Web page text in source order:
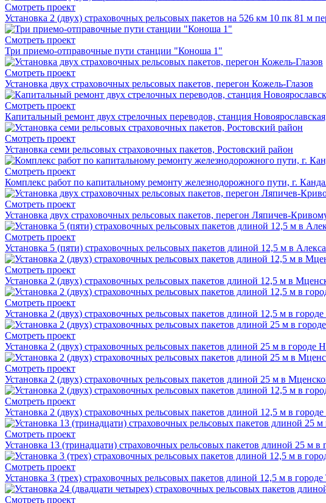
Смотреть проект
Установка 2 (двух) страховочных рельсовых пакетов на 526 км 10 пк 81 м
Смотреть проект
Три приемо-отправочные пути станции "Коноша 1"
Смотреть проект
Установка двух страховочных рельсовых пакетов, перегон Кожель-Глазов
Смотреть проект
Капитальный ремонт двух стрелочных переводов, станция
Смотреть проект
Установка семи рельсовых страховочных пакетов, Ростовский район
Смотреть проект
Комплекс работ по капитальному ремонту железнодорожного пути, г.
Смотреть проект
Установка двух страховочных рельсовых пакетов, перегон Ляпичев-
Смотреть проект
Установка 5 (пяти) страховочных рельсовых пакетов длиной 12,5 м в
Смотреть проект
Установка 2 (двух) страховочных рельсовых пакетов длиной 12,5 м в
Смотреть проект
Установка 2 (двух) страховочных рельсовых пакетов длиной 12,5 м в
Смотреть проект
Установка 2 (двух) страховочных рельсовых пакетов длиной 25 м в городе
Смотреть проект
Установка 2 (двух) страховочных рельсовых пакетов длиной 25 м в
Смотреть проект
Установка 2 (двух) страховочных рельсовых пакетов длиной 12,5 м в
Смотреть проект
Установка 13 (тринадцати) страховочных рельсовых пакетов длиной 25 м в
Смотреть проект
Установка 3 (трех) страховочных рельсовых пакетов длиной 12,5 м в
Смотреть проект